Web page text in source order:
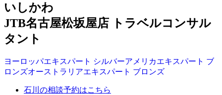
いしかわ
JTB名古屋松坂屋店 トラベルコンサル
タント
ヨーロッパエキスパート シルバーアメリカエキスパート ブ
ロンズオーストラリアエキスパート ブロンズ
石川の相談予約はこちら